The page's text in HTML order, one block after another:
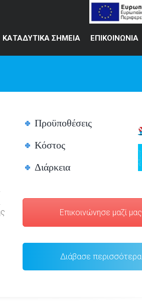
ΚΑΤΑΔΥΤΙΚΑ ΣΗΜΕΙΑ ΕΠΙΚΟΙΝΩΝΙΑ
Προϋποθέσεις
Κόστος
Διάρκεια
Επικοινώνησε μαζί μας
Διάβασε περισσότερα